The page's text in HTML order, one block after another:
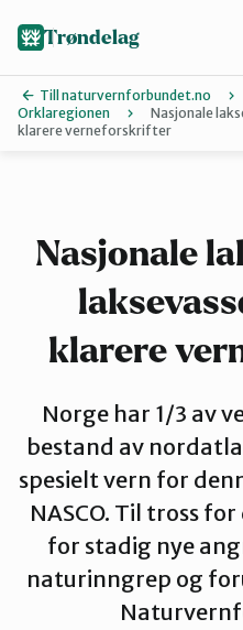
Inderøy
Levanger
Melhus
Namdalen
Orklaregionen
Trøndelag
Till naturvernforbundet.no
Orklaregionen
Nasjonale
klarere verneforskrifter
Nasjonale
klarere
Norge har 1/3 av
bestand av
spesielt vern for
NASCO. Til tross
for stadig nye
naturinngrep og